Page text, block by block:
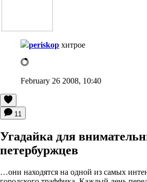
periskop хитрое
February 26 2008, 10:40
11
Угадайка для
петербуржцев
…они находятся на одной из самых